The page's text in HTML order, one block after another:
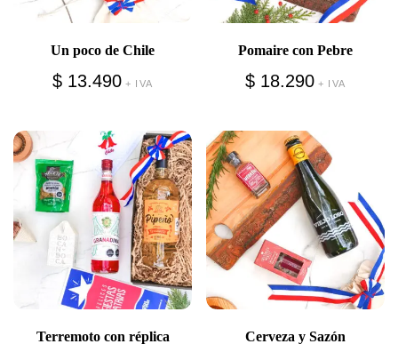
Un poco de Chile
$13.490 + IVA
Pomaire con Pebre
$18.290 + IVA
Terremoto con réplica Cerveza y Sazón